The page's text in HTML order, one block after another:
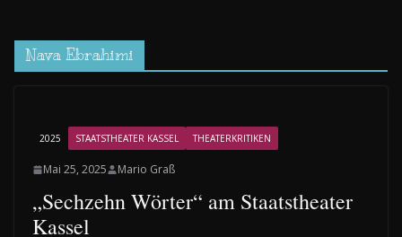
Nava Ebrahimi
2025 STAATSTHEATER KASSEL THEATERKRITIKEN
Mai 25, 2025 Mario Graß
„Sechzehn Wörter“ am Staatstheater
Kassel